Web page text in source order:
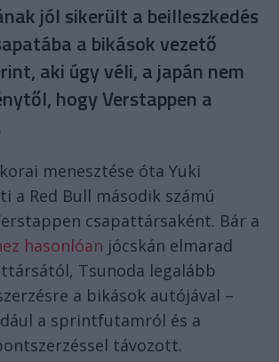
jól sikerült a beilleszkedés
a bikások vezető
aki úgy véli, a japán nem
hogy Verstappen a
menesztése óta Yuki
a Red Bull második számú
csapattársaként. Bár a
hasonlóan jócskán elmarad
Tsunoda legalább
a bikások autójával –
a sprintfutamról és a
távozott.